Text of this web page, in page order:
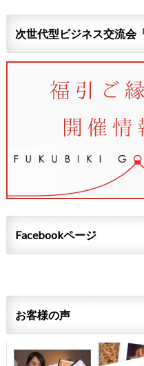
次世代型ビジネス交流会
Facebookページ
お客様の声